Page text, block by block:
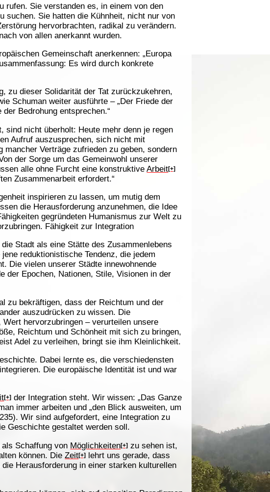
rufen. Sie verstanden es, in einem von den
suchen. Sie hatten die Kühnheit, nicht nur von
hervorbrachten, radikal zu verändern.
von allen anerkannt wurden.
Gemeinschaft anerkennen: „Europa
Es wird durch konkrete
zu dieser Solidarität der Tat zurückzukehren,
Schuman weiter ausführte – „Der Friede der
Bedrohung entsprechen.“
sind nicht überholt: Heute mehr denn je regen
Aufruf auszusprechen, sich nicht mit
Verträge zufrieden zu geben, sondern
der Sorge um das Gemeinwohl unserer
alle ohne Furcht eine konstruktiveArbeit[+]
Zusammenarbeit erfordert.“
inspirieren zu lassen, um mutig dem
die Herausforderung anzunehmen, die Idee
gegründeten Humanismus zur Welt zu
Fähigkeit zur Integration
Stadt als eine Stätte des Zusammenlebens
reduktionistische Tendenz, die jedem
Die vielen unserer Städte innewohnende
der Epochen, Nationen, Stile, Visionen in der
zu bekräftigen, dass der Reichtum und der
auszudrücken zu wissen. Die
hervorzubringen – verurteilen unsere
Reichtum und Schönheit mit sich zu bringen,
Adel zu verleihen, bringt sie ihm Kleinlichkeit.
Dabei lernte es, die verschiedensten
Die europäische Identität ist und war
[+] der Integration steht. Wir wissen: „Das Ganze
immer arbeiten und „den Blick ausweiten, um
Wir sind aufgefordert, eine Integration zu
Geschichte gestaltet werden soll.
Schaffung von Möglichkeiten[+] zu sehen ist,
können. DieZeit[+] lehrt uns gerade, dass
Herausforderung in einer starken kulturellen